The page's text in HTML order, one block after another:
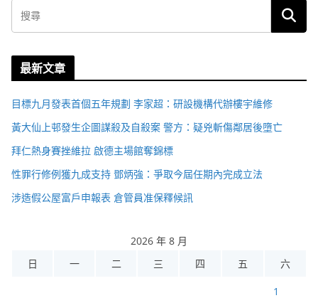
最新文章
目標九月發表首個五年規劃 李家超：研設機構代辦樓宇維修
黃大仙上邨發生企圖謀殺及自殺案 警方：疑兇斬傷鄰居後墮亡
拜仁熱身賽挫維拉 啟德主場館奪錦標
性罪行修例獲九成支持 鄧炳強：爭取今屆任期內完成立法
涉造假公屋富戶申報表 倉管員准保釋候訊
2026 年 8 月
日
一 二 三 四 五 六
1